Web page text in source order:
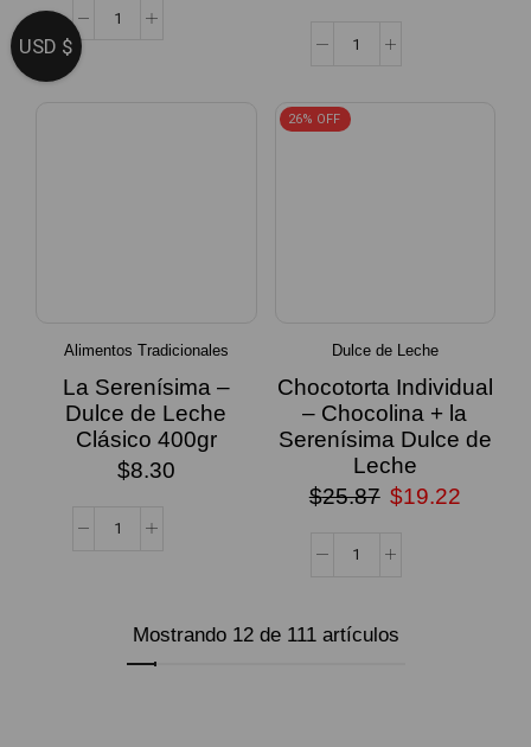
Alimentos Tradicionales
La Serenísima –
Dulce de Leche
Clásico 400gr
$8.30
26% OFF
Dulce de Leche
Chocotorta Individual
– Chocolina + la
Serenísima Dulce de
Leche
$25.87 $19.22
Mostrando 12 de 111 artículos
USD $